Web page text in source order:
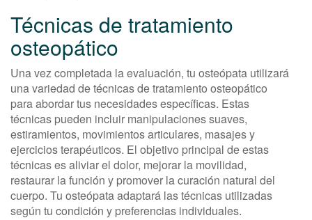
Técnicas de tratamiento
osteopático
Una vez completada la evaluación, tu osteópata utilizará
una variedad de técnicas de tratamiento osteopático
para abordar tus necesidades específicas. Estas
técnicas pueden incluir manipulaciones suaves,
estiramientos, movimientos articulares, masajes y
ejercicios terapéuticos. El objetivo principal de estas
técnicas es aliviar el dolor, mejorar la movilidad,
restaurar la función y promover la curación natural del
cuerpo. Tu osteópata adaptará las técnicas utilizadas
según tu condición y preferencias individuales.